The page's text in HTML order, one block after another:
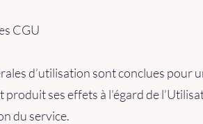
CGU
d’utilisation sont conclues pour
ses effets à l’égard de
du service.